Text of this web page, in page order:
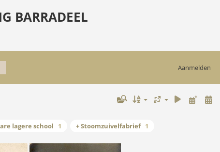
BARRADEEL
Aanmelden
lagere school 1 + Stoomzuivelfabrief 1